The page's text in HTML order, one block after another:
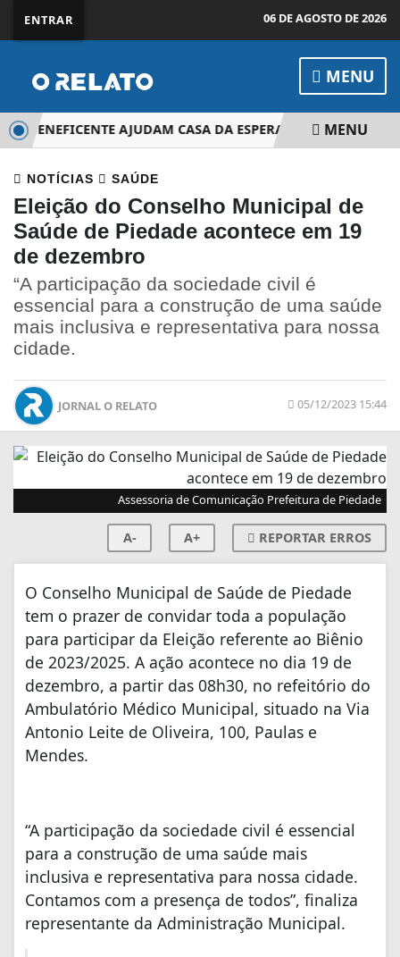
ENTRAR 06 DE AGOSTO DE 2026
MENU
BENEFICENTE AJUDAM CASA DA ESPERANÇA TADEU DE
MENU
NOTÍCIAS SAÚDE
Eleição do Conselho Municipal de
Saúde de Piedade acontece em 19
de dezembro
“A participação da sociedade civil é
essencial para a construção de uma saúde
mais inclusiva e representativa para nossa
cidade.
JORNAL O RELATO 05/12/2023 15:44
Assessoria de Comunicação Prefeitura de Piedade
A- A+ REPORTAR ERROS
O Conselho Municipal de Saúde de Piedade
tem o prazer de convidar toda a população
para participar da Eleição referente ao Biênio
de 2023/2025. A ação acontece no dia 19 de
dezembro, a partir das 08h30, no refeitório do
Ambulatório Médico Municipal, situado na Via
Antonio Leite de Oliveira, 100, Paulas e
Mendes.
“A participação da sociedade civil é essencial
para a construção de uma saúde mais
inclusiva e representativa para nossa cidade.
Contamos com a presença de todos”, finaliza
representante da Administração Municipal.